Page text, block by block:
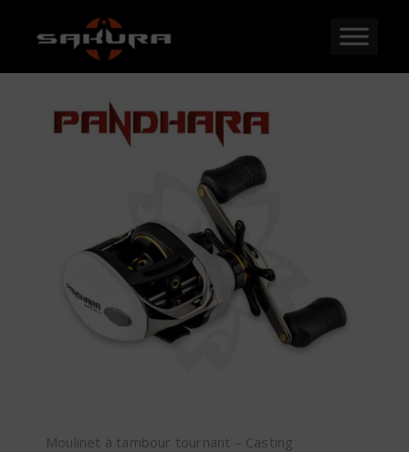
Moulinet à tambour tournant – Casting